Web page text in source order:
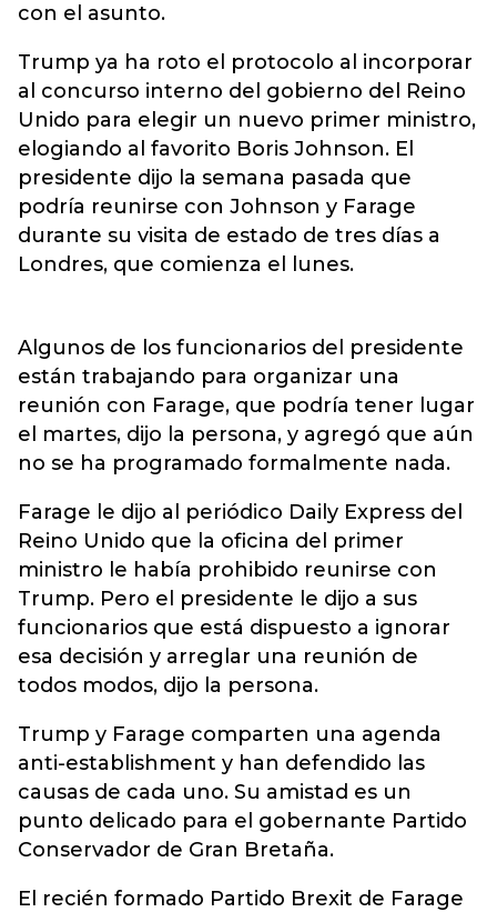
con el asunto.
Trump ya ha roto el protocolo al incorporar
al concurso interno del gobierno del Reino
Unido para elegir un nuevo primer ministro,
elogiando al favorito Boris Johnson. El
presidente dijo la semana pasada que
podría reunirse con Johnson y Farage
durante su visita de estado de tres días a
Londres, que comienza el lunes.
Algunos de los funcionarios del presidente
están trabajando para organizar una
reunión con Farage, que podría tener lugar
el martes, dijo la persona, y agregó que aún
no se ha programado formalmente nada.
Farage le dijo al periódico Daily Express del
Reino Unido que la oficina del primer
ministro le había prohibido reunirse con
Trump. Pero el presidente le dijo a sus
funcionarios que está dispuesto a ignorar
esa decisión y arreglar una reunión de
todos modos, dijo la persona.
Trump y Farage comparten una agenda
anti-establishment y han defendido las
causas de cada uno. Su amistad es un
punto delicado para el gobernante Partido
Conservador de Gran Bretaña.
El recién formado Partido Brexit de Farage